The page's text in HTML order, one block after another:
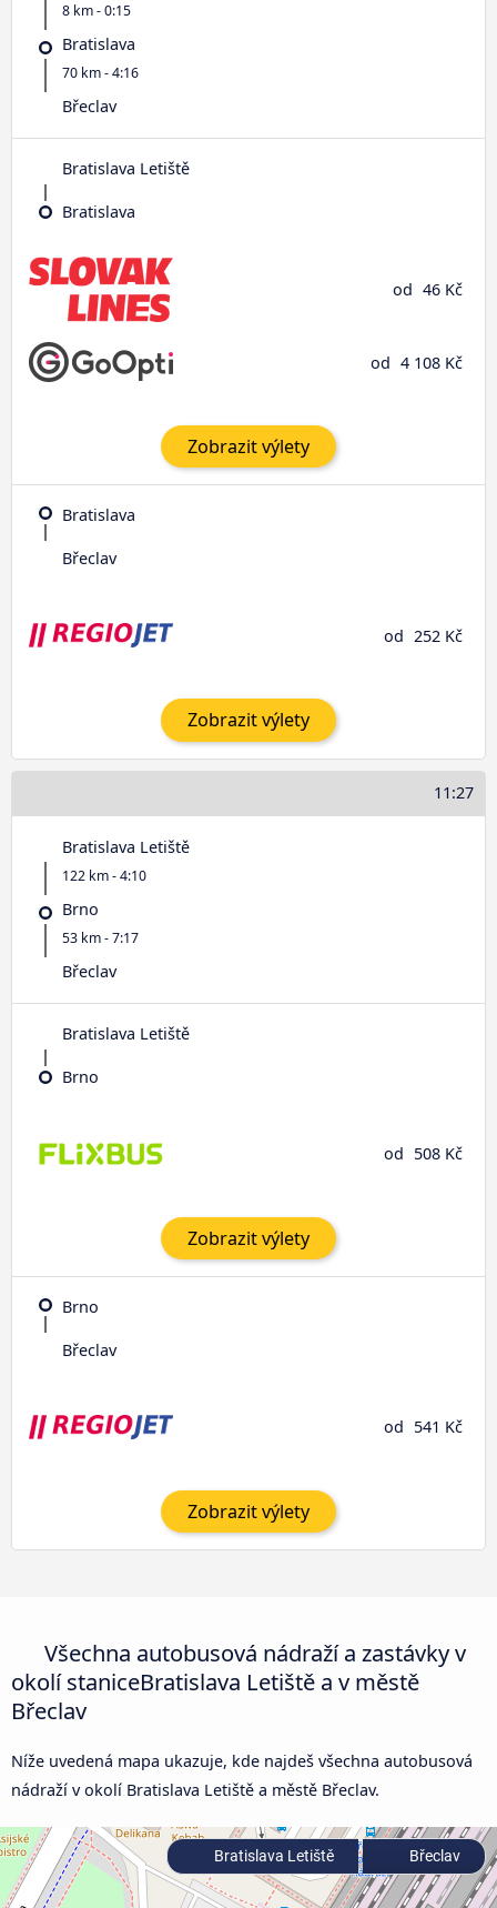
8 km - 0:15
Bratislava
70 km - 4:16
Břeclav
Bratislava Letiště
Bratislava
od 46 Kč
od 4 108 Kč
Zobrazit výlety
Bratislava
Břeclav
od 252 Kč
Zobrazit výlety
11:27
Bratislava Letiště
122 km - 4:10
Brno
53 km - 7:17
Břeclav
Bratislava Letiště
Brno
od 508 Kč
Zobrazit výlety
Brno
Břeclav
od 541 Kč
Zobrazit výlety
Všechna autobusová nádraží a zastávky v
okolí staniceBratislava Letiště a v městě
Břeclav
Níže uvedená mapa ukazuje, kde najdeš všechna autobusová
nádraží v okolí Bratislava Letiště a městě Břeclav.
Bratislava Letiště Břeclav